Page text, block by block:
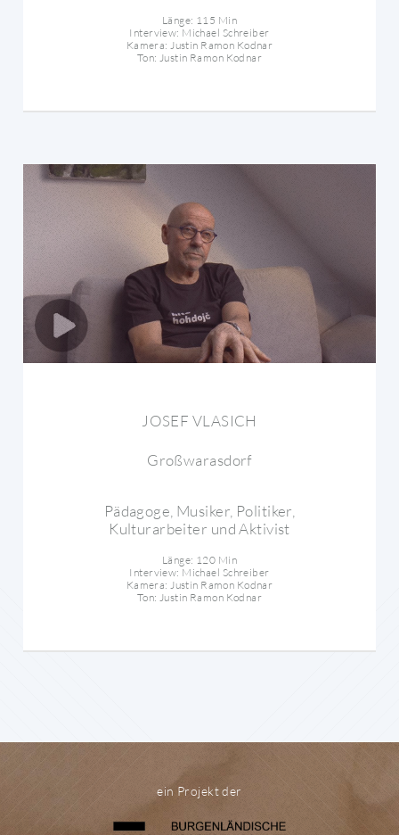
Länge: 115 Min
Interview: Michael Schreiber
Kamera: Justin Ramon Kodnar
Ton: Justin Ramon Kodnar
JOSEF VLASICH
Großwarasdorf
Pädagoge, Musiker, Politiker,
Kulturarbeiter und Aktivist
Länge: 120 Min
Interview: Michael Schreiber
Kamera: Justin Ramon Kodnar
Ton: Justin Ramon Kodnar
ein Projekt der